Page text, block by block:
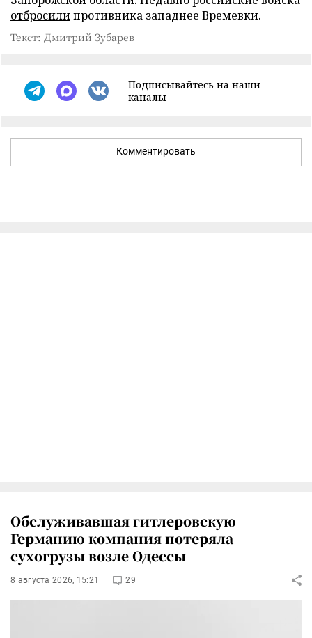
отбросилипротивника западнее Времевки.
Текст: Дмитрий Зубарев
Подписывайтесь на наши
каналы
Комментировать
Обслуживавшая гитлеровскую
Германию компания потеряла
сухогрузы возле Одессы
8 августа 2026, 15:21 29